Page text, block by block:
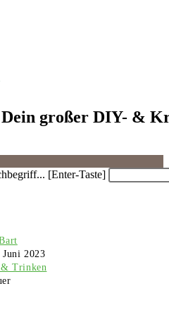
großer DIY- &
[Enter-Taste]
Juni 2023
& Trinken